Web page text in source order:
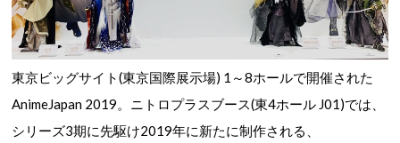
東京ビッグサイト(東京国際展示場) 1～8ホールで開催された
AnimeJapan 2019。ニトロプラスブース(東4ホール J01)では、
シリーズ3期に先駆け2019年に新たに制作される、